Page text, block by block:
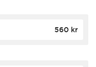
560 kr